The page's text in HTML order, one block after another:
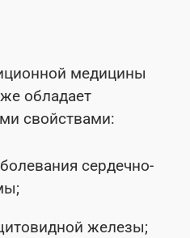
медицины
обладает
свойствами:
сердечно-
железы;